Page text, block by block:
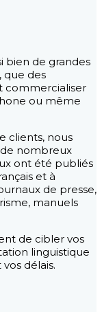
bien de grandes
que des
commercialiser
ou même
clients, nous
nombreux
ont été publiés
et à
de presse,
manuels
de cibler vos
linguistique
délais.